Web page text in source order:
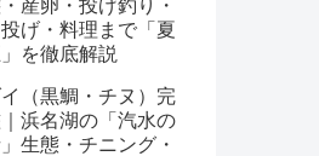
・産卵・投げ釣り・
げ・料理まで「夏
を徹底解説
（黒鯛・チヌ）完
浜名湖の「汽水の
生態・チニング・